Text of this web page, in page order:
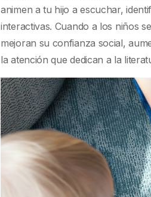
animen a tu hijo a escuchar,
interactivas. Cuando a los niños
mejoran su confianza social,
la atención que dedican a la